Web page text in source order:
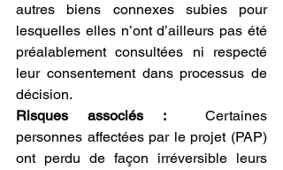
autres biens connexes subies pour
lesquelles elles n’ont d’ailleurs pas été
préalablement consultées ni respecté
leur consentement dans processus de
décision.
Risques associés : Certaines
personnes affectées par le projet (PAP)
ont perdu de façon irréversible leurs